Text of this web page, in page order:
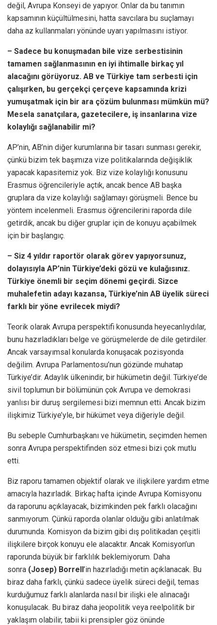
değil, Avrupa Konseyi de yapıyor. Onlar da bu tanımın
kapsamının küçültülmesini, hatta savcılara bu suçlamayı
daha az kullanmaları yönünde uyarı yapılmasını istiyor.
– Sadece bu konuşmadan bile vize serbestisinin
tamamen sağlanmasının en iyi ihtimalle birkaç yıl
alacağını görüyoruz. AB ve Türkiye tam serbesti için
çalışırken, bu gerçekçi çerçeve kapsamında krizi
yumuşatmak için bir ara çözüm bulunması mümkün mü?
Mesela sanatçılara, gazetecilere, iş insanlarına vize
kolaylığı sağlanabilir mi?
AP’nin, AB’nin diğer kurumlarına bir tasarı sunması gerekir,
çünkü bizim tek başımıza vize politikalarında değişiklik
yapacak kapasitemiz yok. Biz vize kolaylığı konusunu
Erasmus öğrencileriyle açtık, ancak bence AB başka
gruplara da vize kolaylığı sağlamayı görüşmeli. Bence bu
yöntem incelenmeli. Erasmus öğrencilerini raporda dile
getirdik, ancak bu diğer gruplar için de konuyu açabilmek
için bir başlangıç.
– Siz 4 yıldır raportör olarak görev yapıyorsunuz,
dolayısıyla AP’nin Türkiye’deki gözü ve kulağısınız.
Türkiye önemli bir seçim dönemi geçirdi. Sizce
muhalefetin adayı kazansa, Türkiye’nin AB üyelik süreci
farklı bir yöne evrilecek miydi?
Teorik olarak Avrupa perspektifi konusunda heyecanlıydılar,
bunu hazırladıkları belge ve görüşmelerde de dile getirdiler.
Ancak varsayımsal konularda konuşacak pozisyonda
değilim. Avrupa Parlamentosu’nun gözünde muhatap
Türkiye’dir. Adaylık ülkenindir, bir hükümetin değil. Türkiye’de
sivil toplumun bir bölümünün çok Avrupa ve demokrasi
yanlısı bir duruş sergilemesi bizi memnun etti. Ancak bizim
ilişkimiz Türkiye’yle, bir hükümet veya diğeriyle değil.
Bu sebeple Cumhurbaşkanı ve hükümetin, seçimden hemen
sonra Avrupa perspektifinden söz etmesi bizi çok mutlu
etti.
Biz raporu tamamen objektif olarak ve ilişkilere yardım etme
amacıyla hazırladık. Birkaç hafta içinde Avrupa Komisyonu
da raporunu açıklayacak, bizimkinden pek farklı olacağını
sanmıyorum. Çünkü raporda olanlar olduğu gibi anlatılmak
durumunda. Komisyon da bizim gibi dış politikadan çeşitli
ilişkilere birçok konuyu ele alacaktır. Ancak Komisyon’un
raporunda büyük bir farklılık beklemiyorum. Daha
sonra (Josep) Borrell’in hazırladığı metin açıklanacak. Bu
biraz daha farklı, çünkü sadece üyelik süreci değil, temas
kurduğumuz farklı alanlarda nasıl bir ilişki ele alınacağı
konuşulacak. Bu biraz daha jeopolitik veya reelpolitik bir
yaklaşım olabilir, tabii ki prensipler göz önünde